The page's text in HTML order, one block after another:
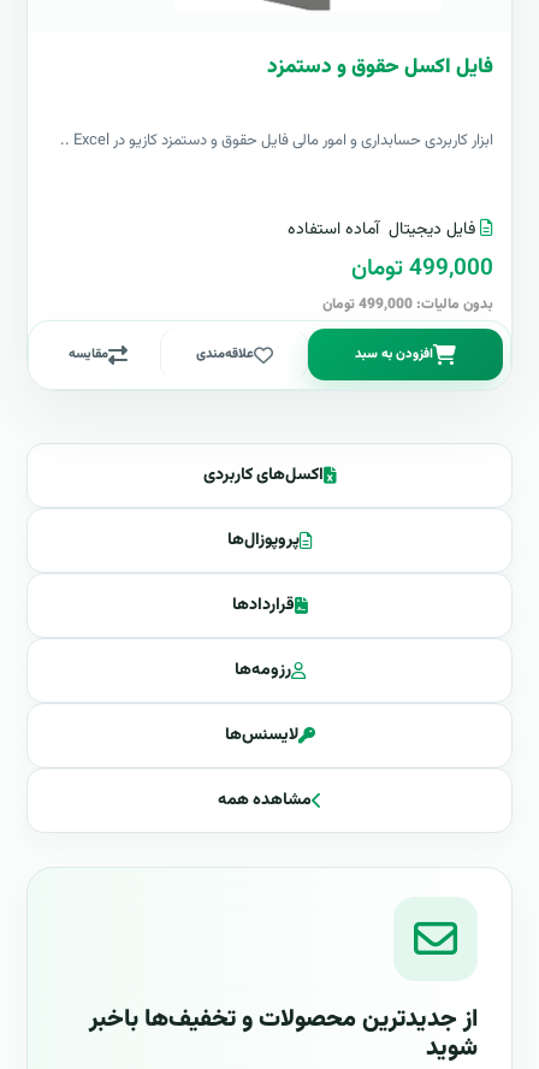
فایل اکسل حقوق و دستمزد
ابزار کاربردی حسابداری و امور مالی فایل حقوق و دستمزد کازیو در Excel ..
فایل دیجیتال آماده استفاده
499,000 تومان
بدون مالیات: 499,000 تومان
افزودن به سبد علاقه‌مندی مقایسه
اکسل‌های کاربردی
پروپوزال‌ها
قراردادها
رزومه‌ها
لایسنس‌ها
مشاهده همه
از جدیدترین محصولات و تخفیف‌ها باخبر
شوید